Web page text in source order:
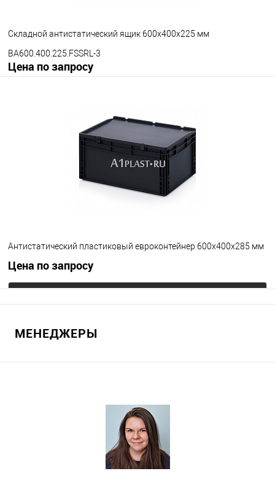
Складной антистатический ящик 600х400х225 мм
BA600.400.225.FSSRL-3
Цена по запросу
Под заказ
Без блокировки
Антистатический пластиковый евроконтейнер 600х400х285 мм
Цена по запросу
В избранное
МЕНЕДЖЕРЫ